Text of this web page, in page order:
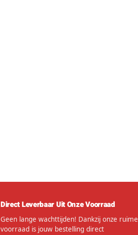
Direct Leverbaar Uit Onze Voorraad
Geen lange wachttijden! Dankzij onze ruime
voorraad is jouw bestelling direct